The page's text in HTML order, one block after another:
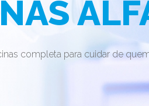
completa para cuidar de